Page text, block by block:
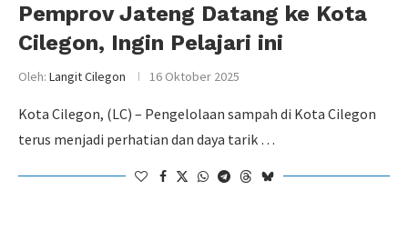
Pemprov Jateng Datang ke Kota
Cilegon, Ingin Pelajari ini
Oleh: Langit Cilegon 16 Oktober 2025
Kota Cilegon, (LC) – Pengelolaan sampah di Kota Cilegon
terus menjadi perhatian dan daya tarik …